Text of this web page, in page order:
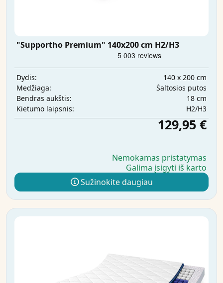
"Supportho Premium" 140x200 cm H2/H3
Dydis:
140 x 200 cm
Medžiaga:
Šaltosios putos
Bendras aukštis:
18 cm
Kietumo laipsnis:
H2/H3
129,95 €
Nemokamas pristatymas
Galima įsigyti iš karto
Sužinokite daugiau